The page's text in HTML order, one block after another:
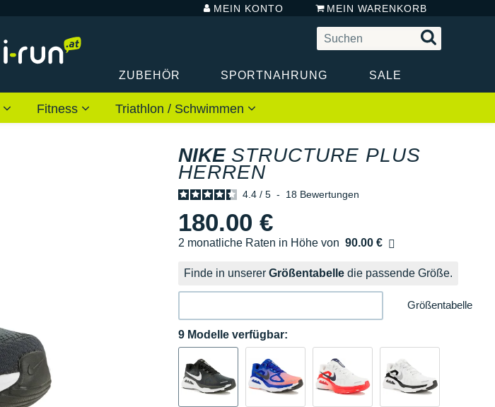
MEIN KONTO MEIN WARENKORB
ZUBEHÖR SPORTNAHRUNG SALE
Fitness Triathlon / Schwimmen
NIKE STRUCTURE PLUS
HERREN
4.4 / 5 - 18 Bewertungen
180.00 €
2 monatliche Raten in Höhe von 90.00 €
Ohne Zusatzkosten
Finde in unserer Größentabelle die passende Größe.
Größentabelle
9 Modelle verfügbar: